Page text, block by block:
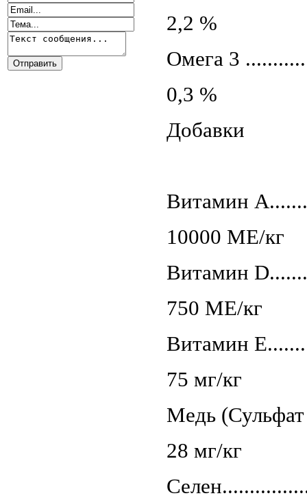
2,2 %
Омега 3
0,3 %
Добавки
Витамин
10000 МЕ/кг
Витамин
750 МЕ/кг
Витамин
75 мг/кг
Медь
28 мг/кг